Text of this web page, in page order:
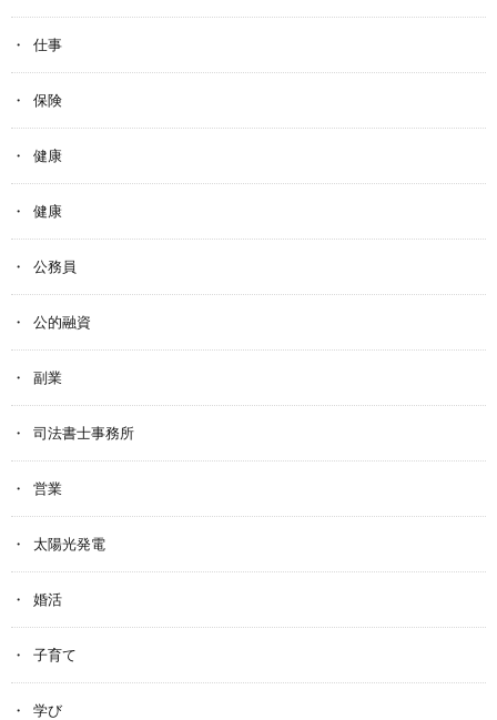
仕事
保険
健康
健康
公務員
公的融資
副業
司法書士事務所
営業
太陽光発電
婚活
子育て
学び